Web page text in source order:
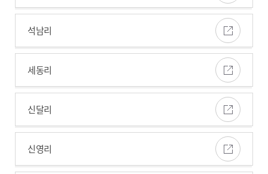
석남리
세동리
신달리
신영리